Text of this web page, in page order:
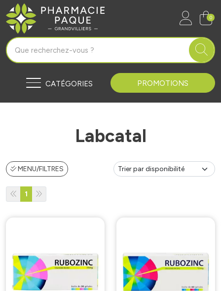
Pharmacie Paque Grandvilliers
0
CATÉGORIES PROMOTIONS
Labcatal
MENU/FILTRES
1